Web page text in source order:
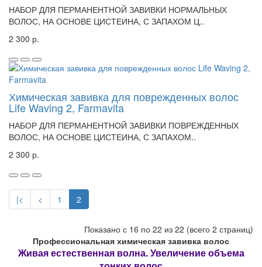
НАБОР ДЛЯ ПЕРМАНЕНТНОЙ ЗАВИВКИ НОРМАЛЬНЫХ
ВОЛОС, НА ОСНОВЕ ЦИСТЕИНА, С ЗАПАХОМ Ц..
2 300 р.
Химическая завивка для поврежденных волос
Life Waving 2, Farmavita
НАБОР ДЛЯ ПЕРМАНЕНТНОЙ ЗАВИВКИ ПОВРЕЖДЕННЫХ
ВОЛОС, НА ОСНОВЕ ЦИСТЕИНА, С ЗАПАХОМ..
2 300 р.
|< < 1 2
Показано с 16 по 22 из 22 (всего 2 страниц)
Профессиональная химическая завивка волос
Живая естественная волна. Увеличение объема